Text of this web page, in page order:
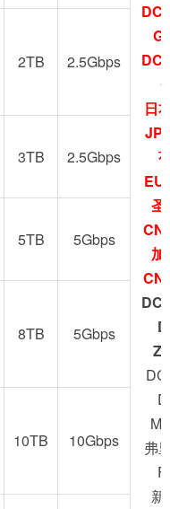
日
圣
加
弗
新
2TB 2.5Gbps
3TB 2.5Gbps
5TB 5Gbps
8TB 5Gbps
10TB 10Gbps